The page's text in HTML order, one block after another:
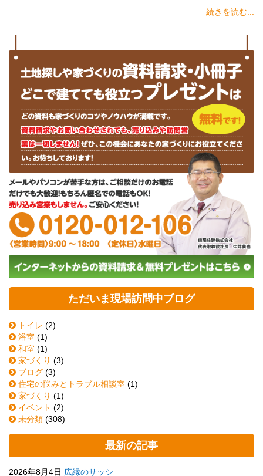
続きを読む...
ただいま現場訪問中ブログ
トイレ (2)
浴室 (1)
和室 (1)
家づくり (3)
ブログ (3)
住宅の悩みとトラブル相談室 (1)
家づくり (1)
イベント (2)
未分類 (308)
最新の記事
2026年8月4日 広縁のサッシ